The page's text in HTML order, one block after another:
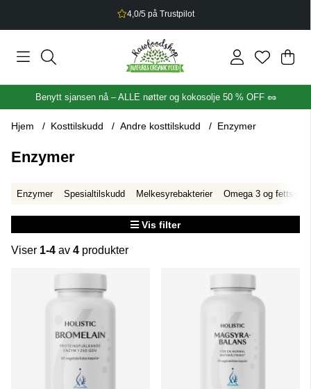
4,0/5 på Trustpilot
.
Benytt sjansen nå – ALLE nøtter og kokosolje 50 % OFF 🥜
Hjem Kosttilskudd Andre kosttilskudd Enzymer
Enzymer
Enzymer Spesialtilskudd Melkesyrebakterier Omega 3 og fettsyrer
Vis filter
Viser 1-4 av 4 produkter